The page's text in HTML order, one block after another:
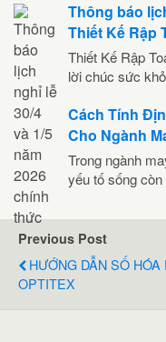
Thông báo
Thiết Kế Rập
Thiết Kế Rập
lời chúc sức
Cách Tính
Cho Ngành
Trong ngành
yếu tố sống
Previous Post
HƯỚNG DẪN SỐ HÓA
OPTITEX